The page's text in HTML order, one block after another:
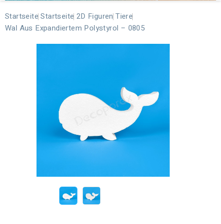
Startseite Startseite 2D Figuren Tiere
Wal Aus Expandiertem Polystyrol – 0805